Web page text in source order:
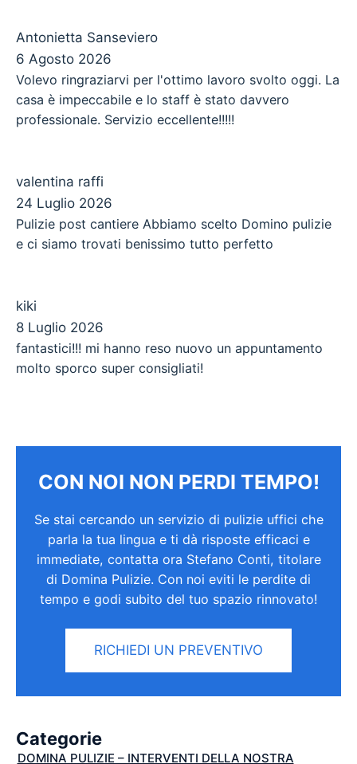
Antonietta Sanseviero
6 Agosto 2026
Volevo ringraziarvi per l'ottimo lavoro svolto oggi. La
casa è impeccabile e lo staff è stato davvero
professionale. Servizio eccellente!!!!!
valentina raffi
24 Luglio 2026
Pulizie post cantiere Abbiamo scelto Domino pulizie
e ci siamo trovati benissimo tutto perfetto
kiki
8 Luglio 2026
fantastici!!! mi hanno reso nuovo un appuntamento
molto sporco super consigliati!
CON NOI NON PERDI TEMPO!
Se stai cercando un servizio di pulizie uffici che
parla la tua lingua e ti dà risposte efficaci e
immediate, contatta ora Stefano Conti, titolare
di Domina Pulizie. Con noi eviti le perdite di
tempo e godi subito del tuo spazio rinnovato!
RICHIEDI UN PREVENTIVO
Categorie
DOMINA PULIZIE – INTERVENTI DELLA NOSTRA